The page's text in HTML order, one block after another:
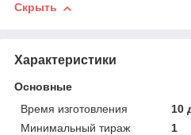
Скрыть
Характеристики
Основные
Время изготовления
10
Минимальный тираж
1